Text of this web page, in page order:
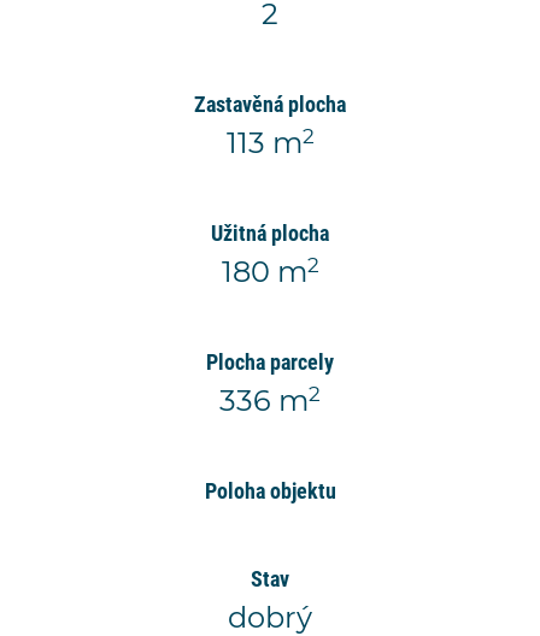
2
Zastavěná plocha
113 m2
Užitná plocha
180 m2
Plocha parcely
336 m2
Poloha objektu
Stav
dobrý